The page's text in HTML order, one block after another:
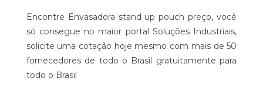
Encontre Envasadora stand up pouch preço, você
só consegue no maior portal Soluções Industriais,
solicite uma cotação hoje mesmo com mais de 50
fornecedores de todo o Brasil gratuitamente para
todo o Brasil